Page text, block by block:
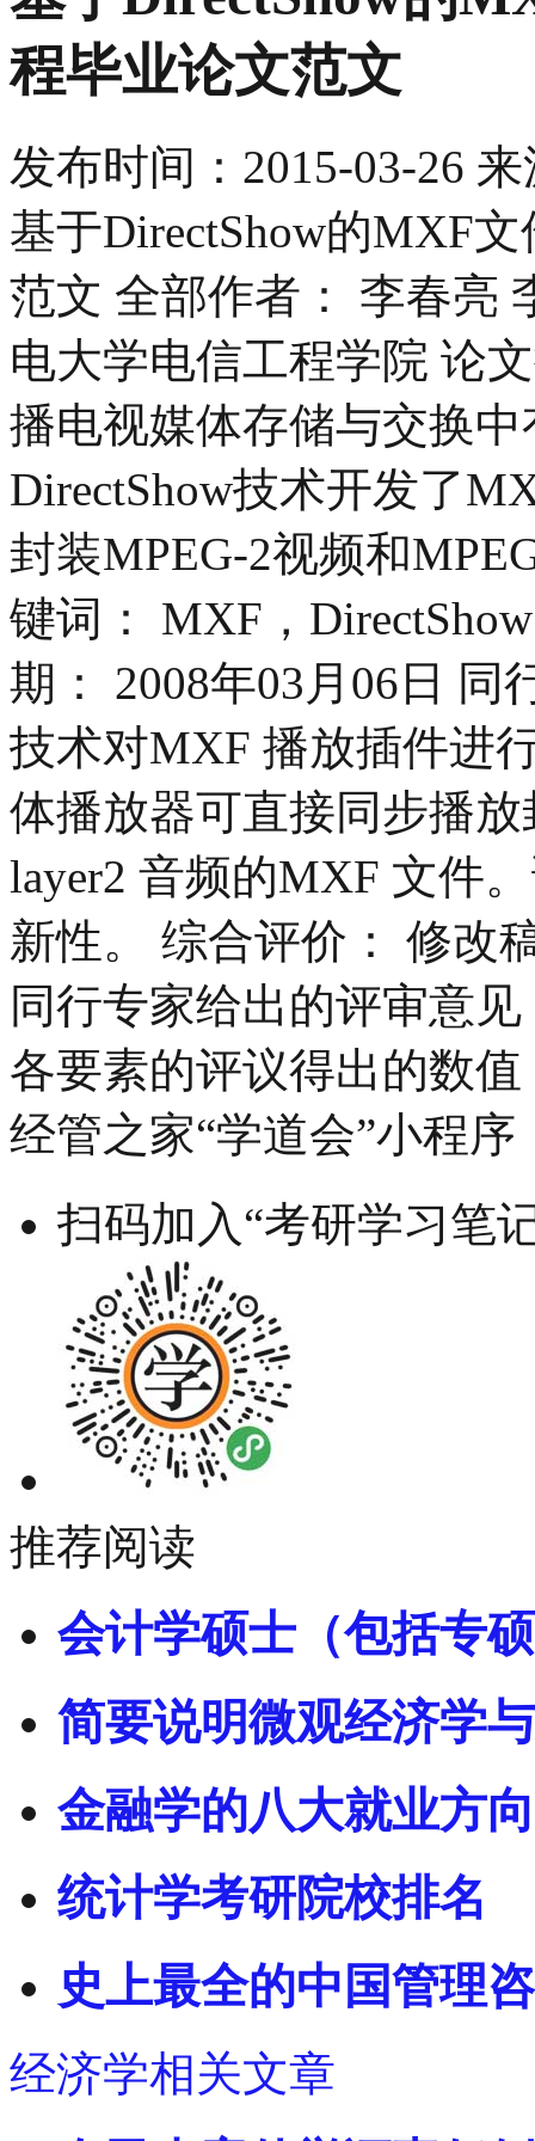
程毕业论文范文
发布时间： 2015-03-26 来
基于DirectShow的MXF
范文 全部作者： 李春亮
电大学电信工程学院 论
播电视媒体存储与交换
DirectShow技术开发了
封装MPEG-2视频和
键词： MXF，
期： 2008年03月06日 同
技术对MXF 播放插件进
体播放器可直接同步播放
layer2 音频的MXF 文件
新性。 综合评价： 修改
同行专家给出的评审意
各要素的评议得出的数
经管之家“学道会”小程序
扫码加入“考研学习笔
推荐阅读
会计学硕士（包括专
简要说明微观经济学
金融学的八大就业方
统计学考研院校排名
史上最全的中国管理
经济学相关文章